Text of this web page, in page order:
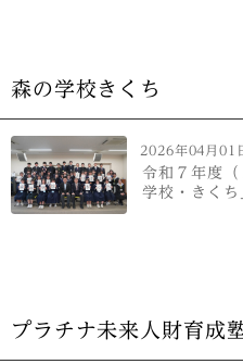
森の学校きくち
2026年04月01
令和７年度
学校・きくち
プラチナ未来人財育成